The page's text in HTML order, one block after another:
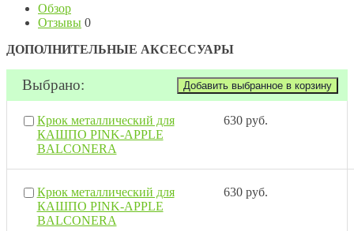
Обзор
Отзывы 0
ДОПОЛНИТЕЛЬНЫЕ АКСЕССУАРЫ
Выбрано:
Крюк металлический для
КАШПО PINK-APPLE
BALCONERA
630 руб.
Крюк металлический для
КАШПО PINK-APPLE
BALCONERA
630 руб.